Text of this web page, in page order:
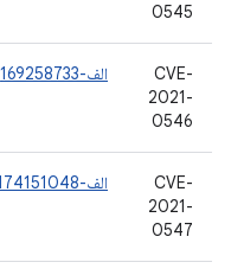
0545
CVE-
2021-
0546
الف-169258733
CVE-
2021-
0547
الف-174151048